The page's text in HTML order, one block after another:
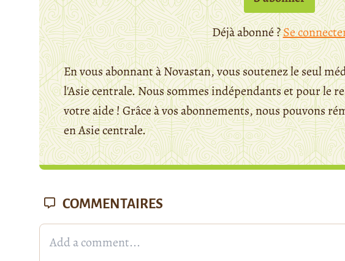
Déjà abonné ?Se
En vous abonnant à Novastan, vous soutenez le seul
l'Asie centrale. Nous sommes indépendants et pour le
votre aide ! Grâce à vos abonnements, nous pouvons
en Asie centrale.
COMMENTAIRES